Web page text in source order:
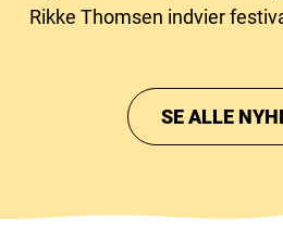
Rikke Thomsen indvier
SE ALLE